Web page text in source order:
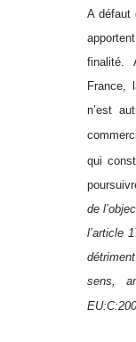
A défaut
finalité.
France,
n’est
qui
de
l’article
sens,